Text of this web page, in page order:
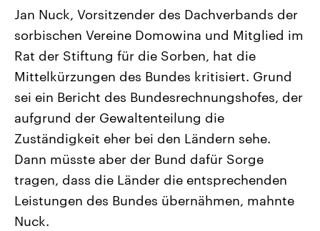
Landtagswahl Sachsen-Anhalt
Alle Informationen
Sachsen-Anhalt wählt am 6.
September 2026 einen neuen
Landtag. Seit 2021 wird das
Bundesland von einer Koalition aus
CDU, SPD und FDP regiert.-
Umfragen, Prognosen,
Wahlprogramme, aktuelle Berichte
und Hintergründe zu den Parteien
und Kandidaten der anstehenden
Wahl.
USA
Hintergründe
Wirtschaftlich und
gehören die Vereinigten
den mächtigsten Ländern
mit großem Einfluss auf
aktuelle Weltgeschehen.
Sendungen Podcasts
Audio-Archiv
Jan Nuck, Vorsitzender des Dachverbands der
sorbischen Vereine Domowina und Mitglied im
Rat der Stiftung für die Sorben, hat die
Mittelkürzungen des Bundes kritisiert. Grund
sei ein Bericht des Bundesrechnungshofes, der
aufgrund der Gewaltenteilung die
Zuständigkeit eher bei den Ländern sehe.
Dann müsste aber der Bund dafür Sorge
tragen, dass die Länder die entsprechenden
Leistungen des Bundes übernähmen, mahnte
Nuck.